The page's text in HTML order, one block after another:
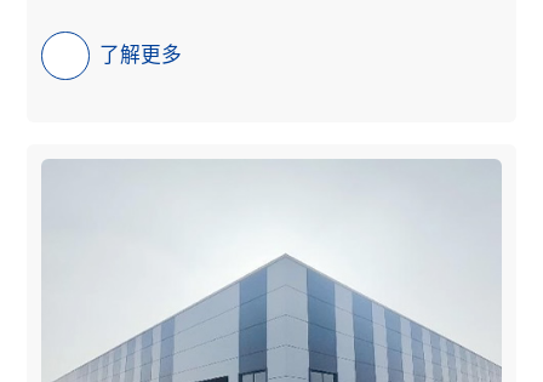
了解更多